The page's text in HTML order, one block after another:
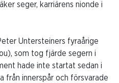
seger, karriärens nionde i
Untersteiners fyraårige
som tog fjärde segern i
hade inte startat sedan i
från innerspår och försvarade